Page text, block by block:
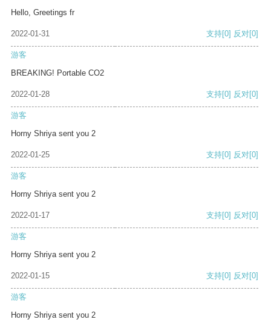
Hello, Greetings fr
2022-01-31 支持[0] 反对[0]
游客
BREAKING! Portable CO2
2022-01-28 支持[0] 反对[0]
游客
Horny Shriya sent you 2
2022-01-25 支持[0] 反对[0]
游客
Horny Shriya sent you 2
2022-01-17 支持[0] 反对[0]
游客
Horny Shriya sent you 2
2022-01-15 支持[0] 反对[0]
游客
Horny Shriya sent you 2